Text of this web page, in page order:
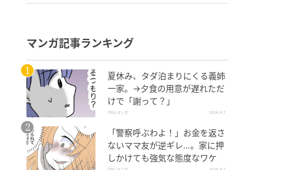
マンガ記事ランキング
夏休み、タダ泊まりにくる義姉
一家。→夕食の用意が遅れただ
けで「謝って？」
TRILLマンガ 2026.8.7
「警察呼ぶわよ！」お金を返さ
ないママ友が逆ギレ…。家に押
しかけても強気な態度なワケ
TRILLマンガ 2026.8.7